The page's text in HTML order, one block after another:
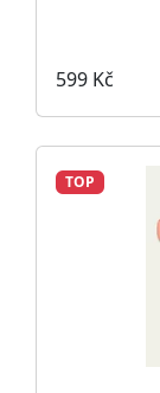
599 Kč
TOP